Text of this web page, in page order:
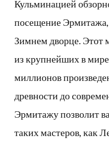
Кульминацией
посещение
Зимнем дворце. Этот
из крупнейших в
миллионов
древности до
Эрмитажу позволит
таких мастеров, как